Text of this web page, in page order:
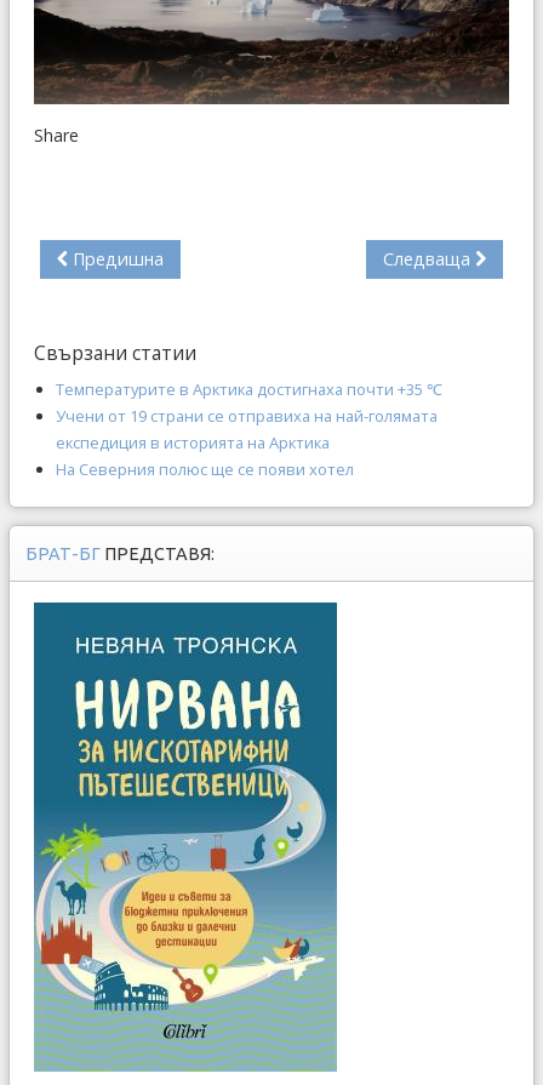
Share
Предишна Следваща
Свързани статии
Температурите в Арктика достигнаха почти +35 ℃
Учени от 19 страни се отправиха на най-голямата
експедиция в историята на Арктика
На Северния полюс ще се появи хотел
БРАТ-БГ ПРЕДСТАВЯ: